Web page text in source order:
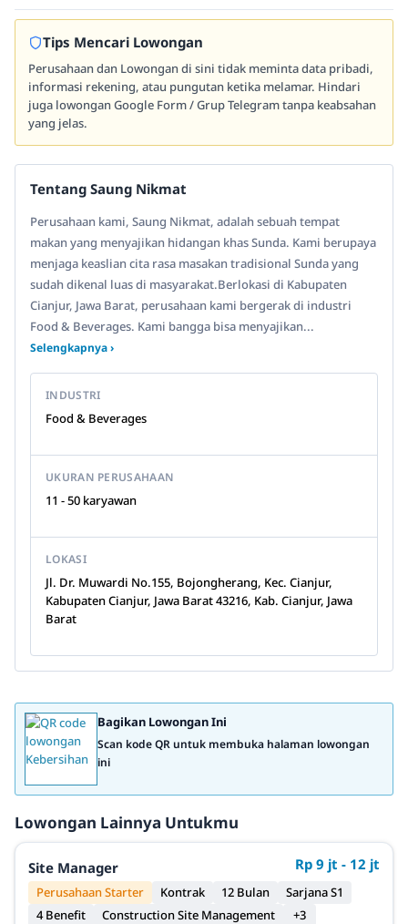
Tips Mencari Lowongan
Perusahaan dan Lowongan di sini tidak meminta data pribadi,
informasi rekening, atau pungutan ketika melamar. Hindari
juga lowongan Google Form / Grup Telegram tanpa keabsahan
yang jelas.
Tentang Saung Nikmat
Perusahaan kami, Saung Nikmat, adalah sebuah tempat
makan yang menyajikan hidangan khas Sunda. Kami berupaya
menjaga keaslian cita rasa masakan tradisional Sunda yang
sudah dikenal luas di masyarakat.Berlokasi di Kabupaten
Cianjur, Jawa Barat, perusahaan kami bergerak di industri
Food & Beverages. Kami bangga bisa menyajikan...
Selengkapnya ›
INDUSTRI
Food & Beverages
UKURAN PERUSAHAAN
11 - 50 karyawan
LOKASI
Jl. Dr. Muwardi No.155, Bojongherang, Kec. Cianjur,
Kabupaten Cianjur, Jawa Barat 43216, Kab. Cianjur, Jawa
Barat
Bagikan Lowongan Ini
Scan kode QR untuk membuka halaman lowongan
ini
Lowongan Lainnya Untukmu
Site Manager Rp 9 jt - 12 jt
Perusahaan Starter Kontrak 12 Bulan
Sarjana S1
4 Benefit
Construction Site Management +3